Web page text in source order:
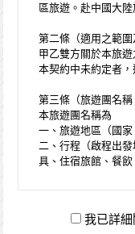
區旅遊。赴中國大
第二條（適用之範圍
甲乙雙方關於本旅
本契約中未約定者
第三條（旅遊團名稱
本旅遊團名稱為
一、旅遊地區（國家
二、行程（啟程出
具、住宿旅館、餐
與本契約有關之附
實，對甲方所負之
我已詳細